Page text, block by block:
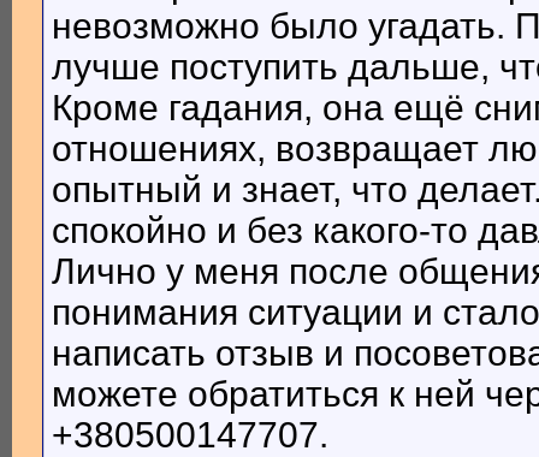
невозможно было угадать.
лучше поступить дальше,
Кроме гадания, она ещё
отношениях, возвращает
опытный и знает, что
спокойно и без какого-то
Лично у меня после
понимания ситуации и
написать отзыв и
можете обратиться к ней
+380500147707.